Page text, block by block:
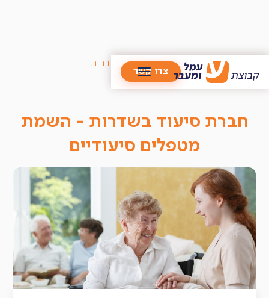
צרו קשר
מטפלים סיעודיים / סניף שדרות
חברת סיעוד בשדרות - השמת
מטפלים סיעודיים